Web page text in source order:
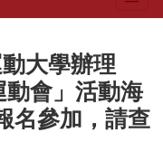
大學辦理
動會」活動海
名參加，請查